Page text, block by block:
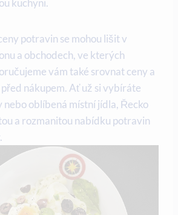
kuchyni.
potravin se mohou lišit v
a obchodech, ve kterých
vám také srovnat ceny a
nákupem. Ať už si vybíráte
nebo oblíbená místní jídla, Řecko
a rozmanitou nabídku potravin